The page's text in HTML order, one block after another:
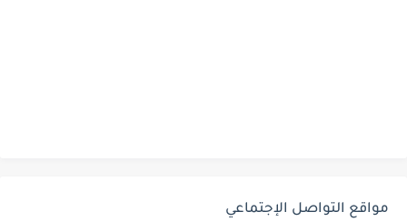
مواقع التواصل الإجتماعي